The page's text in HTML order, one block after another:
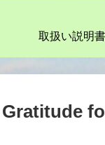
取扱い説明書